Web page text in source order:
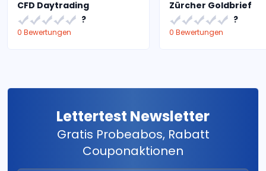
CFD Daytrading
?
0 Bewertungen
Zürcher Goldbrief
?
0 Bewertungen
Lettertest Newsletter
Gratis Probeabos, Rabatt
Couponaktionen